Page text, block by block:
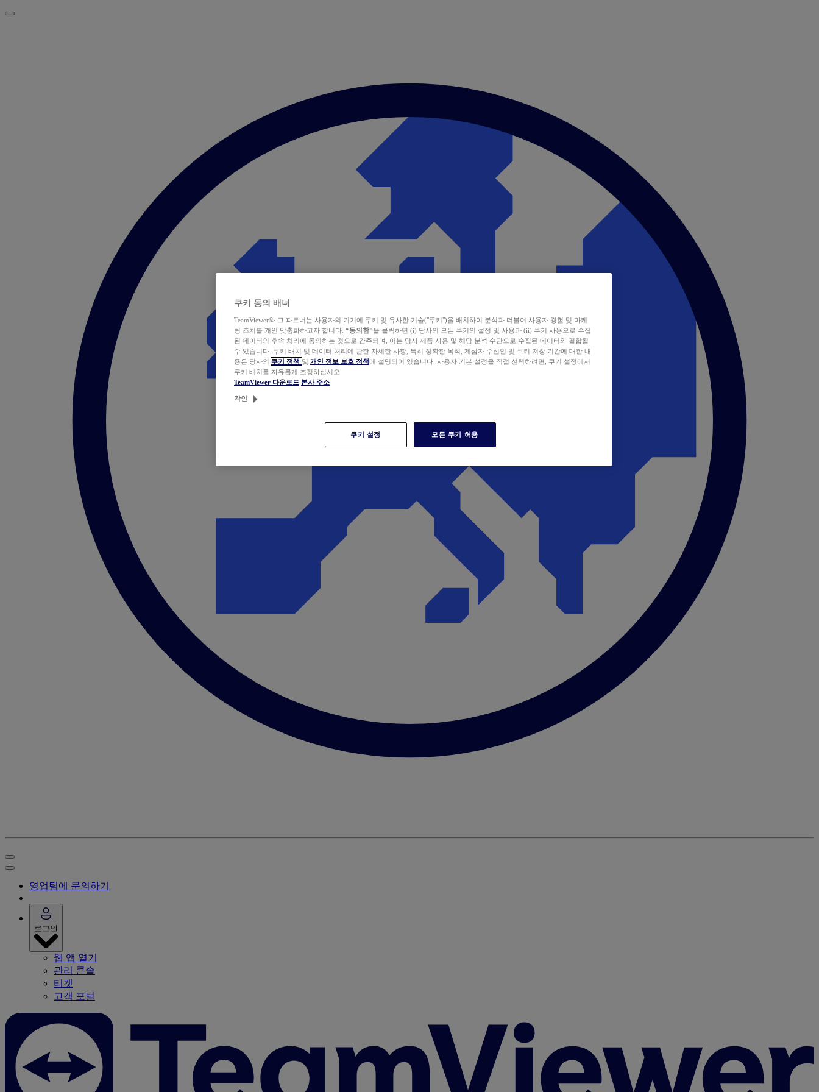
영업팀에 문의하기
로그인
웹 앱 열기
관리 콘솔
티켓
고객 포털
쿠키 동의 배너
TeamViewer와 그 파트너는 사용자의 기기에 쿠키 및 유사한 기술("쿠키")을 배치하여 분석과 더불어 사용자 경험 및 마케
팅 조치를 개인 맞춤화하고자 합니다. “동의함”을 클릭하면 (i) 당사의 모든 쿠키의 설정 및 사용과 (ii) 쿠키 사용으로 수집
된 데이터의 후속 처리에 동의하는 것으로 간주되며, 이는 당사 제품 사용 및 해당 분석 수단으로 수집된 데이터와 결합될
수 있습니다. 쿠키 배치 및 데이터 처리에 관한 자세한 사항, 특히 정확한 목적, 제삼자 수신인 및 쿠키 저장 기간에 대한 내
용은 당사의 쿠키 정책 및 개인 정보 보호 정책에 설명되어 있습니다. 사용자 기본 설정을 직접 선택하려면, 쿠키 설정에서
쿠키 배치를 자유롭게 조정하십시오.
TeamViewer 다운로드 본사 주소
각인
쿠키 설정 모든 쿠키 허용